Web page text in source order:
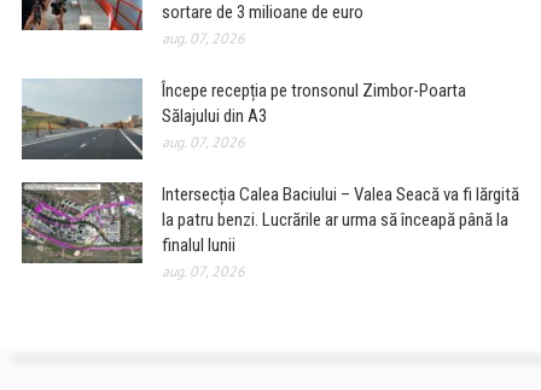
sortare de 3 milioane de euro
aug. 07, 2026
Începe recepția pe tronsonul Zimbor-Poarta
Sălajului din A3
aug. 07, 2026
Intersecția Calea Baciului – Valea Seacă va fi lărgită
la patru benzi. Lucrările ar urma să înceapă până la
finalul lunii
aug. 07, 2026